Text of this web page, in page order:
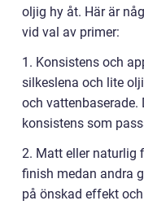
oljig hy åt. Här är
vid val av primer:
1. Konsistens och
silkeslena och lite
och vattenbaserade.
konsistens som
2. Matt eller naturlig
finish medan andra
på önskad effekt